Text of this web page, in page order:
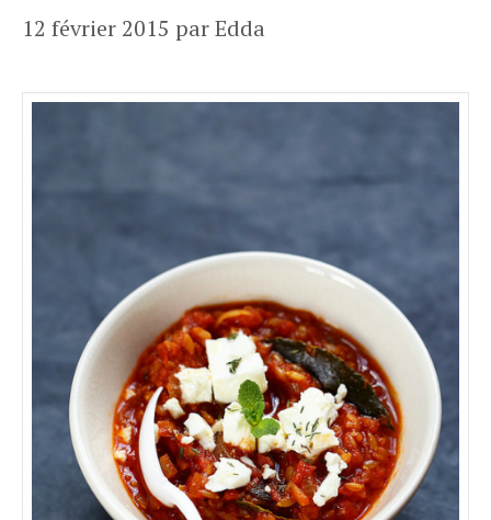
12 février 2015 parEdda